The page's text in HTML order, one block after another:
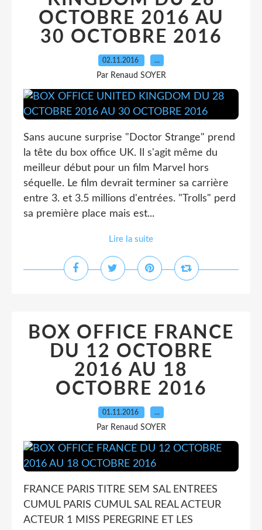
OCTOBRE 2016 AU
30 OCTOBRE 2016
02.11.2016 …
Par Renaud SOYER
Sans aucune surprise "Doctor Strange" prend
la tête du box office UK. Il s'agit même du
meilleur début pour un film Marvel hors
séquelle. Le film devrait terminer sa carrière
entre 3. et 3.5 millions d'entrées. "Trolls" perd
sa première place mais est...
Lire la suite
BOX OFFICE FRANCE
DU 12 OCTOBRE
2016 AU 18
OCTOBRE 2016
01.11.2016 …
Par Renaud SOYER
FRANCE PARIS TITRE SEM SAL ENTREES
CUMUL PARIS CUMUL SAL REAL ACTEUR
ACTEUR 1 MISS PEREGRINE ET LES